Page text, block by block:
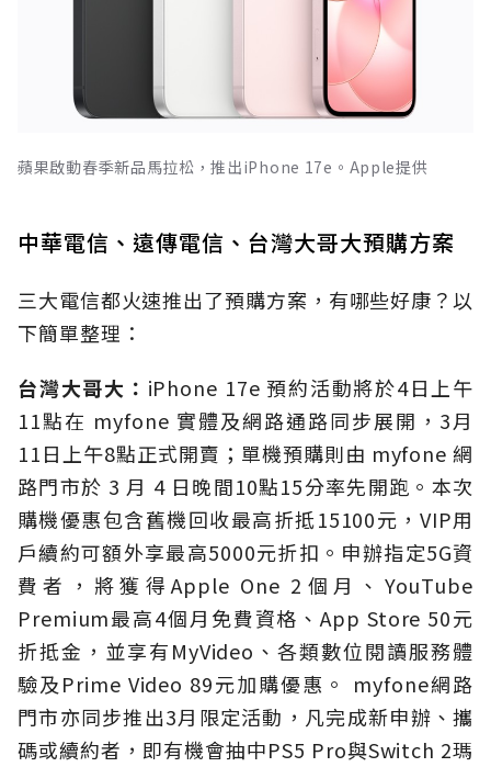
蘋果啟動春季新品馬拉松，推出iPhone 17e。Apple提供
中華電信、遠傳電信、台灣大哥大預購方案
三大電信都火速推出了預購方案，有哪些好康？以
下簡單整理：
台灣大哥大： iPhone 17e 預約活動將於4日上午
11點在 myfone 實體及網路通路同步展開，3月
11日上午8點正式開賣；單機預購則由 myfone 網
路門市於 3 月 4 日晚間10點15分率先開跑。本次
購機優惠包含舊機回收最高折抵15100元，VIP用
戶續約可額外享最高5000元折扣。申辦指定5G資
費者，將獲得Apple One 2個月、YouTube
Premium最高4個月免費資格、App Store 50元
折抵金，並享有MyVideo、各類數位閱讀服務體
驗及Prime Video 89元加購優惠。 myfone網路
門市亦同步推出3月限定活動，凡完成新申辦、攜
碼或續約者，即有機會抽中PS5 Pro與Switch 2瑪